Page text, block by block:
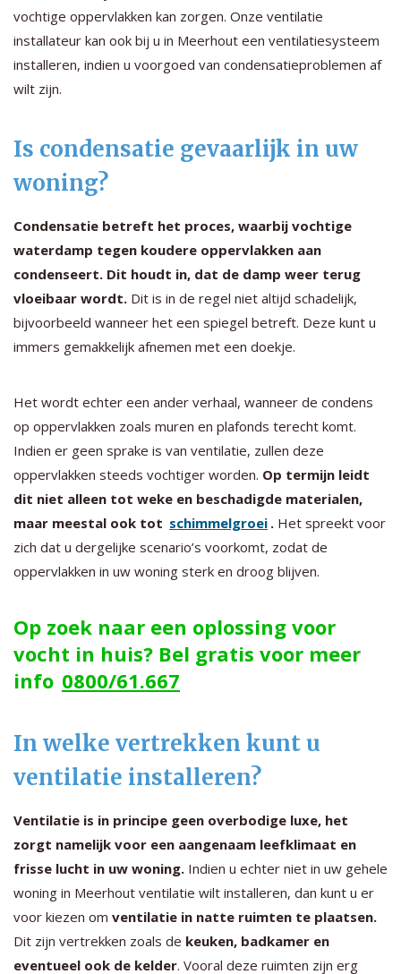
vochtige oppervlakken kan zorgen. Onze ventilatie
installateur kan ook bij u in Meerhout een ventilatiesysteem
installeren, indien u voorgoed van condensatieproblemen af
wilt zijn.
Is condensatie gevaarlijk in uw
woning?
Condensatie betreft het proces, waarbij vochtige
waterdamp tegen koudere oppervlakken aan
condenseert. Dit houdt in, dat de damp weer terug
vloeibaar wordt. Dit is in de regel niet altijd schadelijk,
bijvoorbeeld wanneer het een spiegel betreft. Deze kunt u
immers gemakkelijk afnemen met een doekje.
Het wordt echter een ander verhaal, wanneer de condens
op oppervlakken zoals muren en plafonds terecht komt.
Indien er geen sprake is van ventilatie, zullen deze
oppervlakken steeds vochtiger worden. Op termijn leidt
dit niet alleen tot weke en beschadigde materialen,
maar meestal ook tot schimmelgroei . Het spreekt voor
zich dat u dergelijke scenario’s voorkomt, zodat de
oppervlakken in uw woning sterk en droog blijven.
Op zoek naar een oplossing voor
vocht in huis? Bel gratis voor meer
info 0800/61.667
In welke vertrekken kunt u
ventilatie installeren?
Ventilatie is in principe geen overbodige luxe, het
zorgt namelijk voor een aangenaam leefklimaat en
frisse lucht in uw woning. Indien u echter niet in uw gehele
woning in Meerhout ventilatie wilt installeren, dan kunt u er
voor kiezen om ventilatie in natte ruimten te plaatsen.
Dit zijn vertrekken zoals de keuken, badkamer en
eventueel ook de kelder. Vooral deze ruimten zijn erg